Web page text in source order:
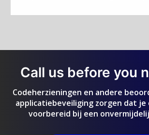
Call us before you
Codeherzieningen en andere
applicatiebeveiliging zorgen dat
voorbereid bij een